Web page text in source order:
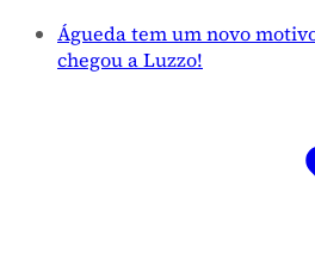
Águeda tem um novo
chegou a Luzzo!